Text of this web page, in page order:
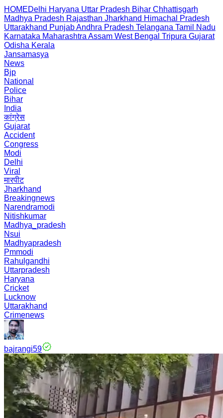
HOMEDelhi Haryana Uttar Pradesh Bihar Chhattisgarh
Madhya Pradesh Rajasthan Jharkhand Himachal Pradesh
Uttarakhand PunjabAndhra Pradesh Telangana Tamil Nadu
Karnataka Maharashtra Assam West Bengal Tripura Gujarat
Odisha Kerala
Jansamasya
News
Bjp
National
Police
Bihar
India
कांग्रेस
Gujarat
Accident
Congress
Modi
Delhi
Viral
मारपीट
Jharkhand
Breakingnews
Narendramodi
Nitishkumar
Madhya_pradesh
Nsui
Madhyapradesh
Pmmodi
Rahulgandhi
Uttarpradesh
Haryana
Cricket
Lucknow
Uttarakhand
Crimenews
bajrangi59